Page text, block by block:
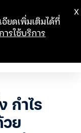
กำไร
วย
ยดเพิ่มเติมได้ที่
รใช้บริการ
X